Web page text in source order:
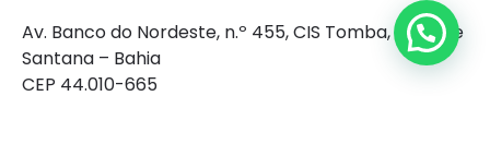
Av. Banco do Nordeste, n.º 455, CIS Tomba, Feira de
Santana – Bahia
CEP 44.010-665